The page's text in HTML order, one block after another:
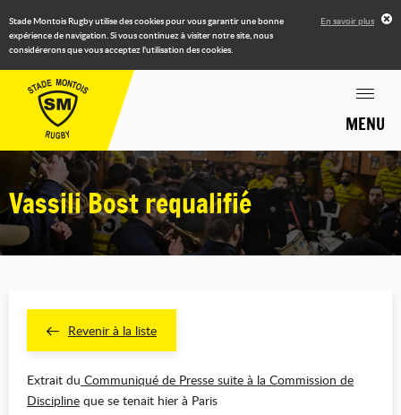
Stade Montois Rugby utilise des cookies pour vous garantir une bonne
expérience de navigation. Si vous continuez à visiter notre site, nous
considérerons que vous acceptez l'utilisation des cookies.
En savoir plus
MENU
Vassili Bost requalifié
Revenir à la liste
Extrait du Communiqué de Presse suite à la Commission de
Discipline que se tenait hier à Paris